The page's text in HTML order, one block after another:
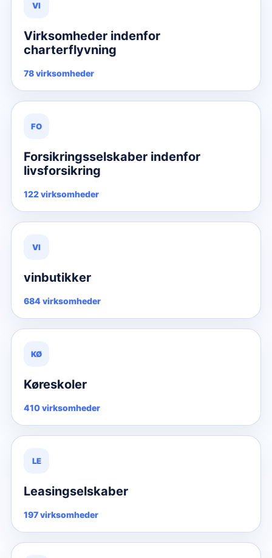
VI
Virksomheder indenfor
charterflyvning
78 virksomheder
FO
Forsikringsselskaber indenfor
livsforsikring
122 virksomheder
VI
vinbutikker
684 virksomheder
KØ
Køreskoler
410 virksomheder
LE
Leasingselskaber
197 virksomheder